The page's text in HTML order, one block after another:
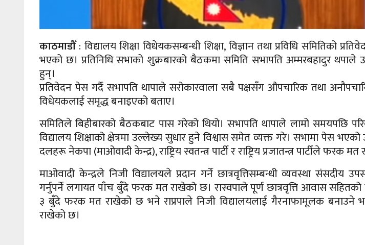
काठमाडौँ: विद्यालय शिक्षा विधेयकसम्बन्धी शिक्षा, विज्ञान तथा प्रविधि समितिको
भएको छ। प्रतिनिधि सभाको शुक्रबारको बैठकमा समिति सभापति अम्मरबहादुर थपाले
हुन्।
प्रतिवेदन पेस गर्दै सभापति थापाले सरोकारवाला सबै पक्षसँग औपचारिक तथा
विधेयकलाई समृद्ध बनाइएको बताए।
समितिले बिहीबारको बैठकबाट पास गरेको थियो। सभापति थापाले लामो समयपछि
विद्यालय शिक्षाको क्षेत्रमा उल्लेख्य सुधार हुने विश्वास समेत व्यक्त गरे। सभामा पेस भएको
दलहरू नेकपा (माओवादी केन्द्र), राष्ट्रिय स्वतन्त्र पार्टी र राष्ट्रिय प्रजातन्त्र पार्टीले फरक
माओवादी केन्द्रले निजी विद्यालयले प्रदान गर्ने छात्रवृत्तिसम्बन्धी व्यवस्था संसदीय
गर्नुपर्ने लगायत पाँच बुँदे फरक मत राखेको छ। रास्वपाले पूर्ण छात्रवृत्ति आवास
३ बुँदे फरक मत राखेको छ भने राप्रपाले निजी विद्यालयलाई गैरनाफामूलक बनाउने
राखेको छ।